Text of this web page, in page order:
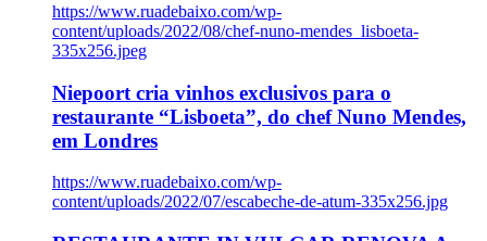
https://www.ruadebaixo.com/wp-
content/uploads/2022/08/chef-nuno-mendes_lisboeta-
335x256.jpeg
Niepoort cria vinhos exclusivos para o
restaurante “Lisboeta”, do chef Nuno Mendes,
em Londres
https://www.ruadebaixo.com/wp-
content/uploads/2022/07/escabeche-de-atum-335x256.jpg